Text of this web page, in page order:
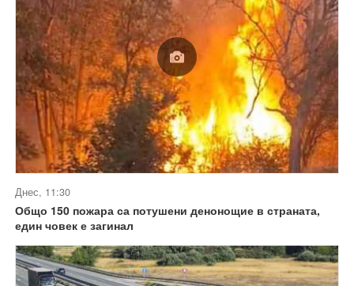
Днес, 11:30
Общо 150 пожара са потушени денонощие в страната,
един човек е загинал